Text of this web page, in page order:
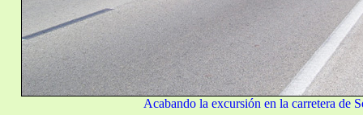
Acabando la excursión en la carretera de